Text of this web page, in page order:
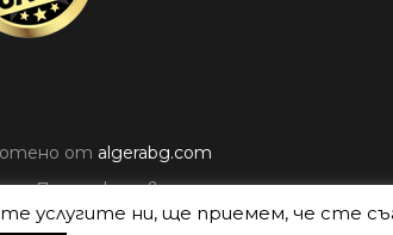
от algerabg.com
Политика на връщане
услугите ни, ще приемем, че сте